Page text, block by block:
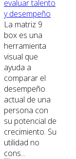
evaluar talento
y desempeño
La matriz 9
box es una
herramienta
visual que
ayuda a
comparar el
desempeño
actual de una
persona con
su potencial de
crecimiento. Su
utilidad no
cons...